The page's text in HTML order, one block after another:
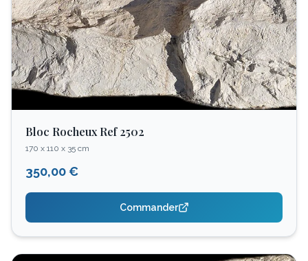
Bloc Rocheux Ref 2502
170 x 110 x 35 cm
350,00 €
Commander